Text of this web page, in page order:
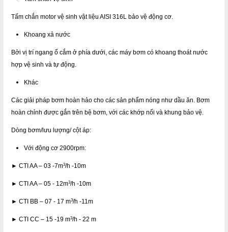
Tấm chắn motor vệ sinh vật liệu AISI 316L bảo vệ động cơ.
Khoang xả nước
Bởi vị trí ngang ổ cắm ở phía dưới, các máy bơm có khoang thoát nước
hợp vệ sinh và tự động.
Khác
Các giải pháp bơm hoàn hảo cho các sản phẩm nóng như dầu ăn. Bơm
hoàn chỉnh được gắn trên bệ bơm, với các khớp nối và khung bảo vệ.
Dòng bơm/lưu lượng/ cột áp:
Với động cơ 2900rpm:
► CTI AA – 03 -7m3/h -10m
► CTI AA – 05 - 12m3/h -10m
► CTI BB – 07 - 17 m3/h -11m
► CTI CC – 15 -19 m3/h - 22 m